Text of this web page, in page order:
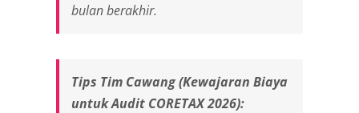
bulan berakhir.
Tips Tim Cawang (Kewajaran Biaya
untuk Audit CORETAX 2026):